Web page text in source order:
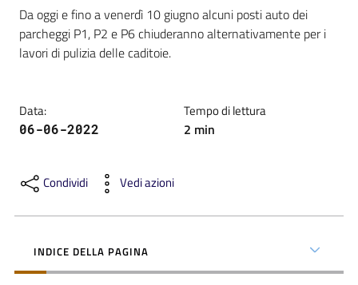
C
a
r
a
e
e
Da oggi e fino a venerdì 10 giugno alcuni posti auto dei
parcheggi P1, P2 e P6 chiuderanno alternativamente per i
lavori di pulizia delle caditoie.
Data:
06-06-2022
Tempo di lettura
2 min
Condividi Vedi azioni
INDICE DELLA PAGINA